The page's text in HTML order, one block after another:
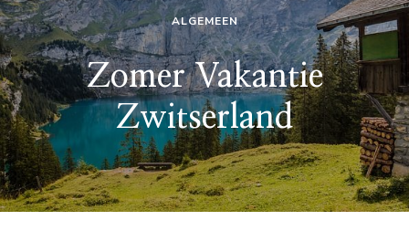
ALGEMEEN
Zomer Vakantie
Zwitserland